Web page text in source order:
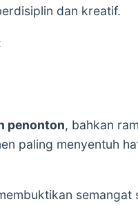
dan kreatif.
penonton, bahkan
paling menyentuh
semangat